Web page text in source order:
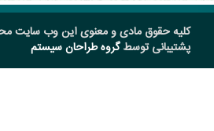
کلیه حقوق مادی و معنوی این وب سایت
پشتیبانی توسطگروه طراحان سیستم